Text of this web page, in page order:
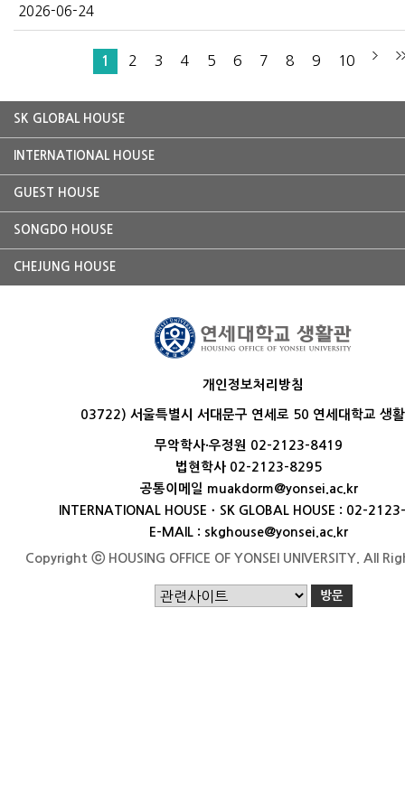
2026-06-24
1 2 3 4 5 6 7 8 9 10
SK GLOBAL HOUSE
INTERNATIONAL HOUSE
GUEST HOUSE
SONGDO HOUSE
CHEJUNG HOUSE
개인정보처리방침
03722) 서울특별시 서대문구 연세로 50 연세대학교 생
무악학사·우정원 02-2123-8419
법현학사 02-2123-8295
공통이메일 muakdorm@yonsei.ac.kr
INTERNATIONAL HOUSEㆍSK GLOBAL HOUSE : 02-
E-MAIL : skghouse@yonsei.ac.kr
Copyright ⓒ HOUSING OFFICE OF YONSEI UNIVERSITY. All